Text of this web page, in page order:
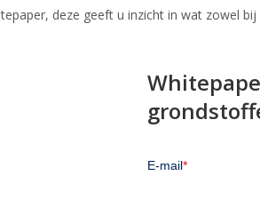
deze geeft u inzicht in wat zowel